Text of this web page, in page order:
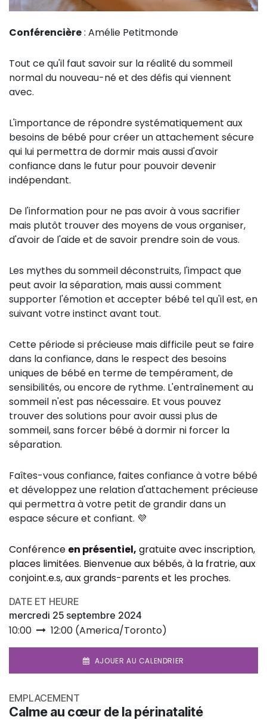
Conférencière: Amélie Petitmonde
Tout ce qu'il faut savoir sur la réalité du sommeil
normal du nouveau-né et des défis qui viennent
avec.
L'importance de répondre systématiquement aux
besoins de bébé pour créer un attachement sécure
qui lui permettra de dormir mais aussi d'avoir
confiance dans le futur pour pouvoir devenir
indépendant.
De l'information pour ne pas avoir à vous sacrifier
mais plutôt trouver des moyens de vous organiser,
d'avoir de l'aide et de savoir prendre soin de vous.
Les mythes du sommeil déconstruits, l'impact que
peut avoir la séparation, mais aussi comment
supporter l'émotion et accepter bébé tel qu'il est, en
suivant votre instinct avant tout.
Cette période si précieuse mais difficile peut se faire
dans la confiance, dans le respect des besoins
uniques de bébé en terme de tempérament, de
sensibilités, ou encore de rythme. L'entraînement au
sommeil n'est pas nécessaire. Et vous pouvez
trouver des solutions pour avoir aussi plus de
sommeil, sans forcer bébé à dormir ni forcer la
séparation.
Faîtes-vous confiance, faites confiance à votre bébé
et développez une relation d'attachement précieuse
qui permettra à votre petit de grandir dans un
espace sécure et confiant. 💜
Conférence en présentiel, gratuite avec inscription,
places limitées. Bienvenue aux bébés, à la fratrie, aux
conjoint.e.s, aux grands-parents et les proches.
DATE ET HEURE
mercredi 25 septembre 2024
10:00 12:00 (America/Toronto)
AJOUER AU CALENDRIER
EMPLACEMENT
Calme au cœur de la périnatalité